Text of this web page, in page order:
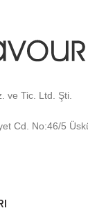
ve Tic. Ltd. Şti.
Cd. No:46/5